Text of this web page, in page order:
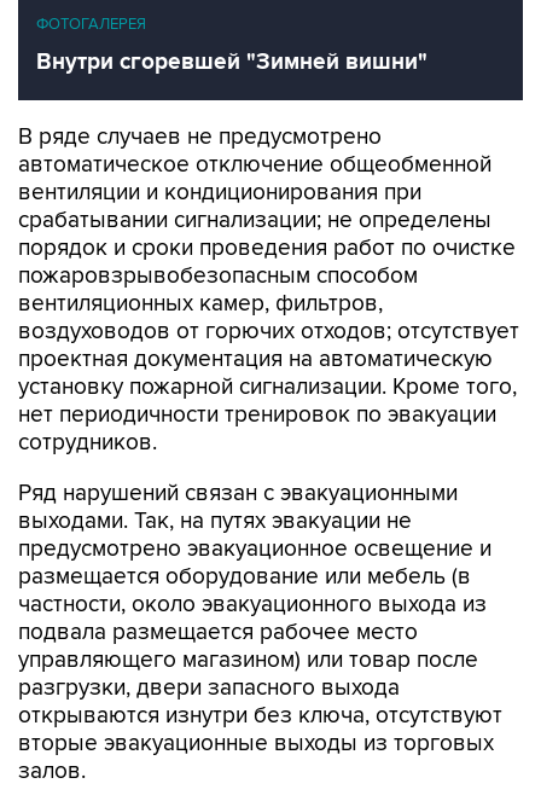
ФОТОГАЛЕРЕЯ
Внутри сгоревшей "Зимней вишни"
В ряде случаев не предусмотрено
автоматическое отключение общеобменной
вентиляции и кондиционирования при
срабатывании сигнализации; не определены
порядок и сроки проведения работ по очистке
пожаровзрывобезопасным способом
вентиляционных камер, фильтров,
воздуховодов от горючих отходов; отсутствует
проектная документация на автоматическую
установку пожарной сигнализации. Кроме того,
нет периодичности тренировок по эвакуации
сотрудников.
Ряд нарушений связан с эвакуационными
выходами. Так, на путях эвакуации не
предусмотрено эвакуационное освещение и
размещается оборудование или мебель (в
частности, около эвакуационного выхода из
подвала размещается рабочее место
управляющего магазином) или товар после
разгрузки, двери запасного выхода
открываются изнутри без ключа, отсутствуют
вторые эвакуационные выходы из торговых
залов.